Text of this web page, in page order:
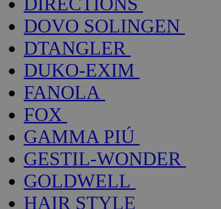
DOVO SOLINGEN
DTANGLER
DUKO-EXIM
FANOLA
FOX
GAMMA PIÚ
GESTIL-WONDER
GOLDWELL
HAIR STYLE